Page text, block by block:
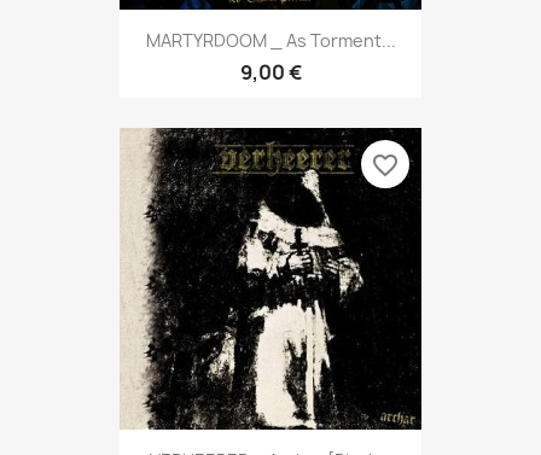
MARTYRDOOM _ As Torment...
9,00 €
favorite_border